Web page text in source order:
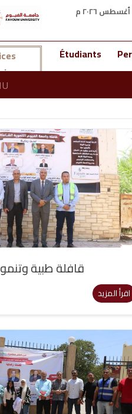
Visitors: 479
Étudiants
شئون خدمة
قافلة طبية
اقرأ المزيد